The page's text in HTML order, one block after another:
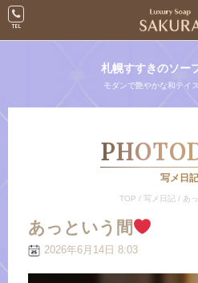
札幌すすきのソー
モダンで艶やかな和テイ
写メ日記
TOP / 写メ日記 / あ
あっという間
2026年6月14日 8:03